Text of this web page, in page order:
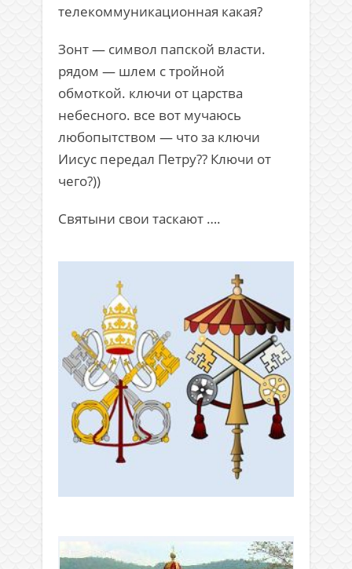
телекоммуникационная какая?
Зонт — символ папской власти.
рядом — шлем с тройной
обмоткой. ключи от царства
небесного. все вот мучаюсь
любопытством — что за ключи
Иисус передал Петру?? Ключи от
чего?))
Святыни свои таскают ….